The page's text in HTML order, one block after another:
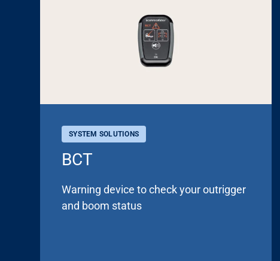
SYSTEM SOLUTIONS
BCT
Warning device to check your outrigger
and boom status